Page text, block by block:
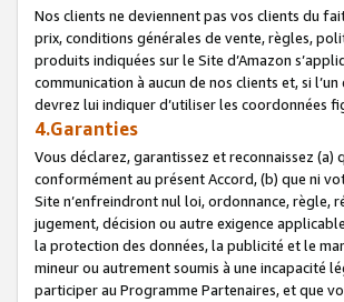
Nos clients ne deviennent pas vos clients du
prix, conditions générales de vente, règles,
produits indiquées sur le Site d’Amazon
communication à aucun de nos clients et, si
devrez lui indiquer d’utiliser les coordonnées
4.Garanties
Vous déclarez, garantissez et reconnaissez
conformément au présent Accord, (b) que ni
Site n’enfreindront nul loi, ordonnance, règle,
jugement, décision ou autre exigence
la protection des données, la publicité et le
mineur ou autrement soumis à une incapacité
participer au Programme Partenaires, et que